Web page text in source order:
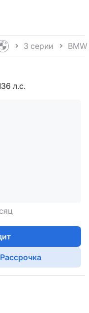
3 серии
л.с.
Рассрочка